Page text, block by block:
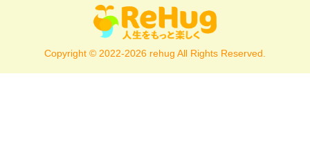
Copyright © 2022-2026 rehug All Rights Reserved.